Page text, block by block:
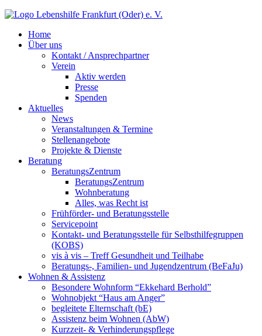
Home
Über uns
Kontakt / Ansprechpartner
Verein
Aktiv werden
Presse
Spenden
Aktuelles
News
Veranstaltungen & Termine
Stellenangebote
Projekte & Dienste
Beratung
BeratungsZentrum
BeratungsZentrum
Wohnberatung
Alles, was Recht ist
Frühförder- und Beratungsstelle
Servicepoint
Kontakt- und Beratungsstelle für Selbsthilfegruppen
(KOBS)
vis à vis – Treff Gesundheit und Teilhabe
Beratungs-, Familien- und Jugendzentrum (BeFaJu)
Wohnen & Assistenz
Besondere Wohnform “Ekkehard Berhold”
Wohnobjekt “Haus am Anger”
begleitete Elternschaft (bE)
Assistenz beim Wohnen (AbW)
Kurzzeit- & Verhinderungspflege